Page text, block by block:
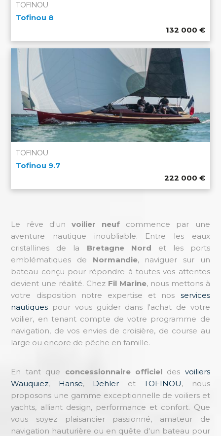
TOFINOU
Tofinou 8
132 000 €
TOFINOU
Tofinou 9.7
222 000 €
Le rêve d'un voilier neuf commence par une
aventure nautique inoubliable. Entre les eaux
cristallines de la Bretagne Nord et les ports
emblématiques de Normandie, naviguer sur un
bateau conçu pour répondre à toutes vos attentes
devient une réalité. Chez Fil Marine, nous mettons à
votre disposition notre expertise et nos services
nautiques pour vous guider dans l'achat de votre
voilier, en tenant compte de votre programme de
navigation, de vos envies de croisière, de course au
large ou encore de pêche en famille.
En tant que concessionnaire officieldes voiliers
Wauquiez, Hanse, Dehler etTOFINOU, nous
proposons une gamme exceptionnelle de voiliers et
yachts, alliant design, performance et confort. Que
vous soyez plaisancier passionné, amateur de
navigation hauturière ou en quête d'un bateau pour